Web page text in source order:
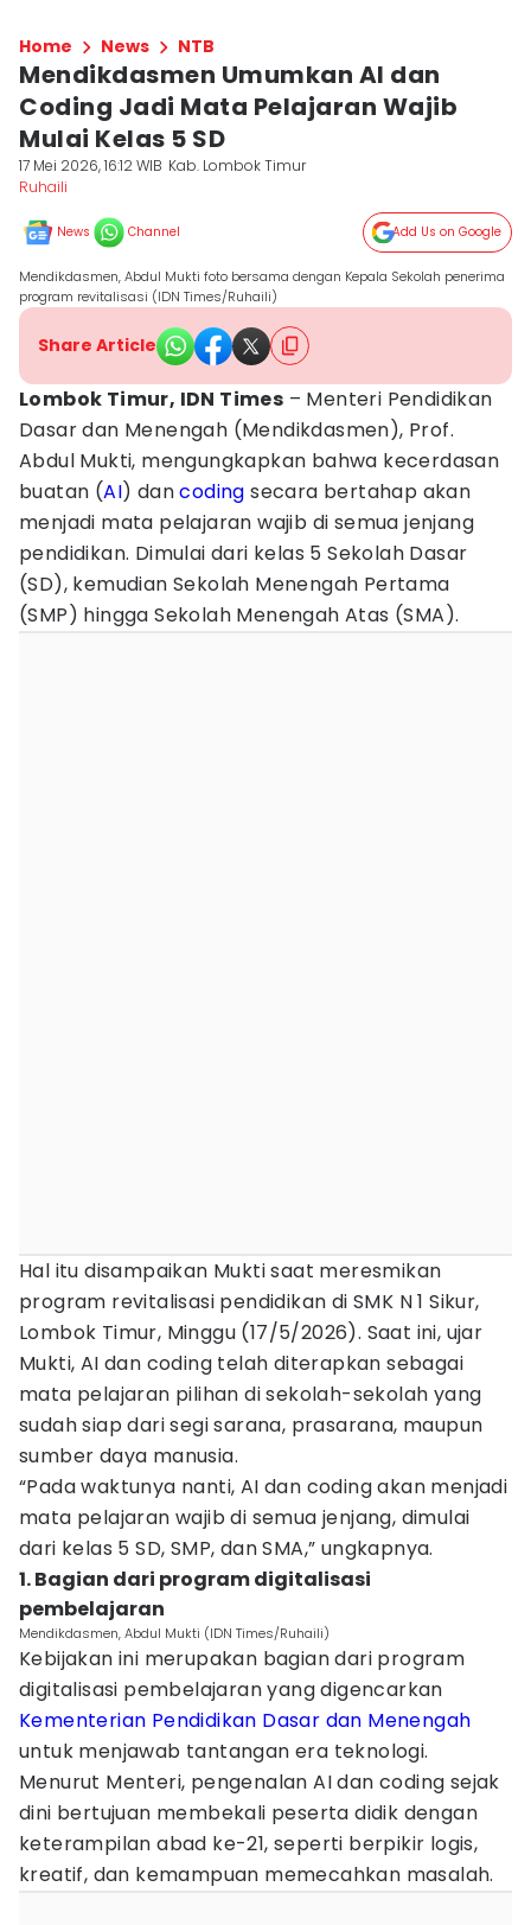
Home News NTB
Mendikdasmen Umumkan AI dan
Coding Jadi Mata Pelajaran Wajib
Mulai Kelas 5 SD
17 Mei 2026, 16:12 WIB Kab. Lombok Timur
Ruhaili
News Channel Add Us on Google
Mendikdasmen, Abdul Mukti foto bersama dengan Kepala Sekolah penerima
program revitalisasi (IDN Times/Ruhaili)
Share Article
Lombok Timur, IDN Times – Menteri Pendidikan
Dasar dan Menengah (Mendikdasmen), Prof.
Abdul Mukti, mengungkapkan bahwa kecerdasan
buatan (AI) dancoding secara bertahap akan
menjadi mata pelajaran wajib di semua jenjang
pendidikan. Dimulai dari kelas 5 Sekolah Dasar
(SD), kemudian Sekolah Menengah Pertama
(SMP) hingga Sekolah Menengah Atas (SMA).
Hal itu disampaikan Mukti saat meresmikan
program revitalisasi pendidikan di SMK N 1 Sikur,
Lombok Timur, Minggu (17/5/2026). Saat ini, ujar
Mukti, AI dan coding telah diterapkan sebagai
mata pelajaran pilihan di sekolah-sekolah yang
sudah siap dari segi sarana, prasarana, maupun
sumber daya manusia.
“Pada waktunya nanti, AI dan coding akan menjadi
mata pelajaran wajib di semua jenjang, dimulai
dari kelas 5 SD, SMP, dan SMA,” ungkapnya.
1. Bagian dari program digitalisasi
pembelajaran
Mendikdasmen, Abdul Mukti (IDN Times/Ruhaili)
Kebijakan ini merupakan bagian dari program
digitalisasi pembelajaran yang digencarkan
Kementerian Pendidikan Dasar dan Menengah
untuk menjawab tantangan era teknologi.
Menurut Menteri, pengenalan AI dan coding sejak
dini bertujuan membekali peserta didik dengan
keterampilan abad ke-21, seperti berpikir logis,
kreatif, dan kemampuan memecahkan masalah.